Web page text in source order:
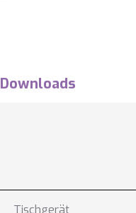
Downloads
Tischgerät